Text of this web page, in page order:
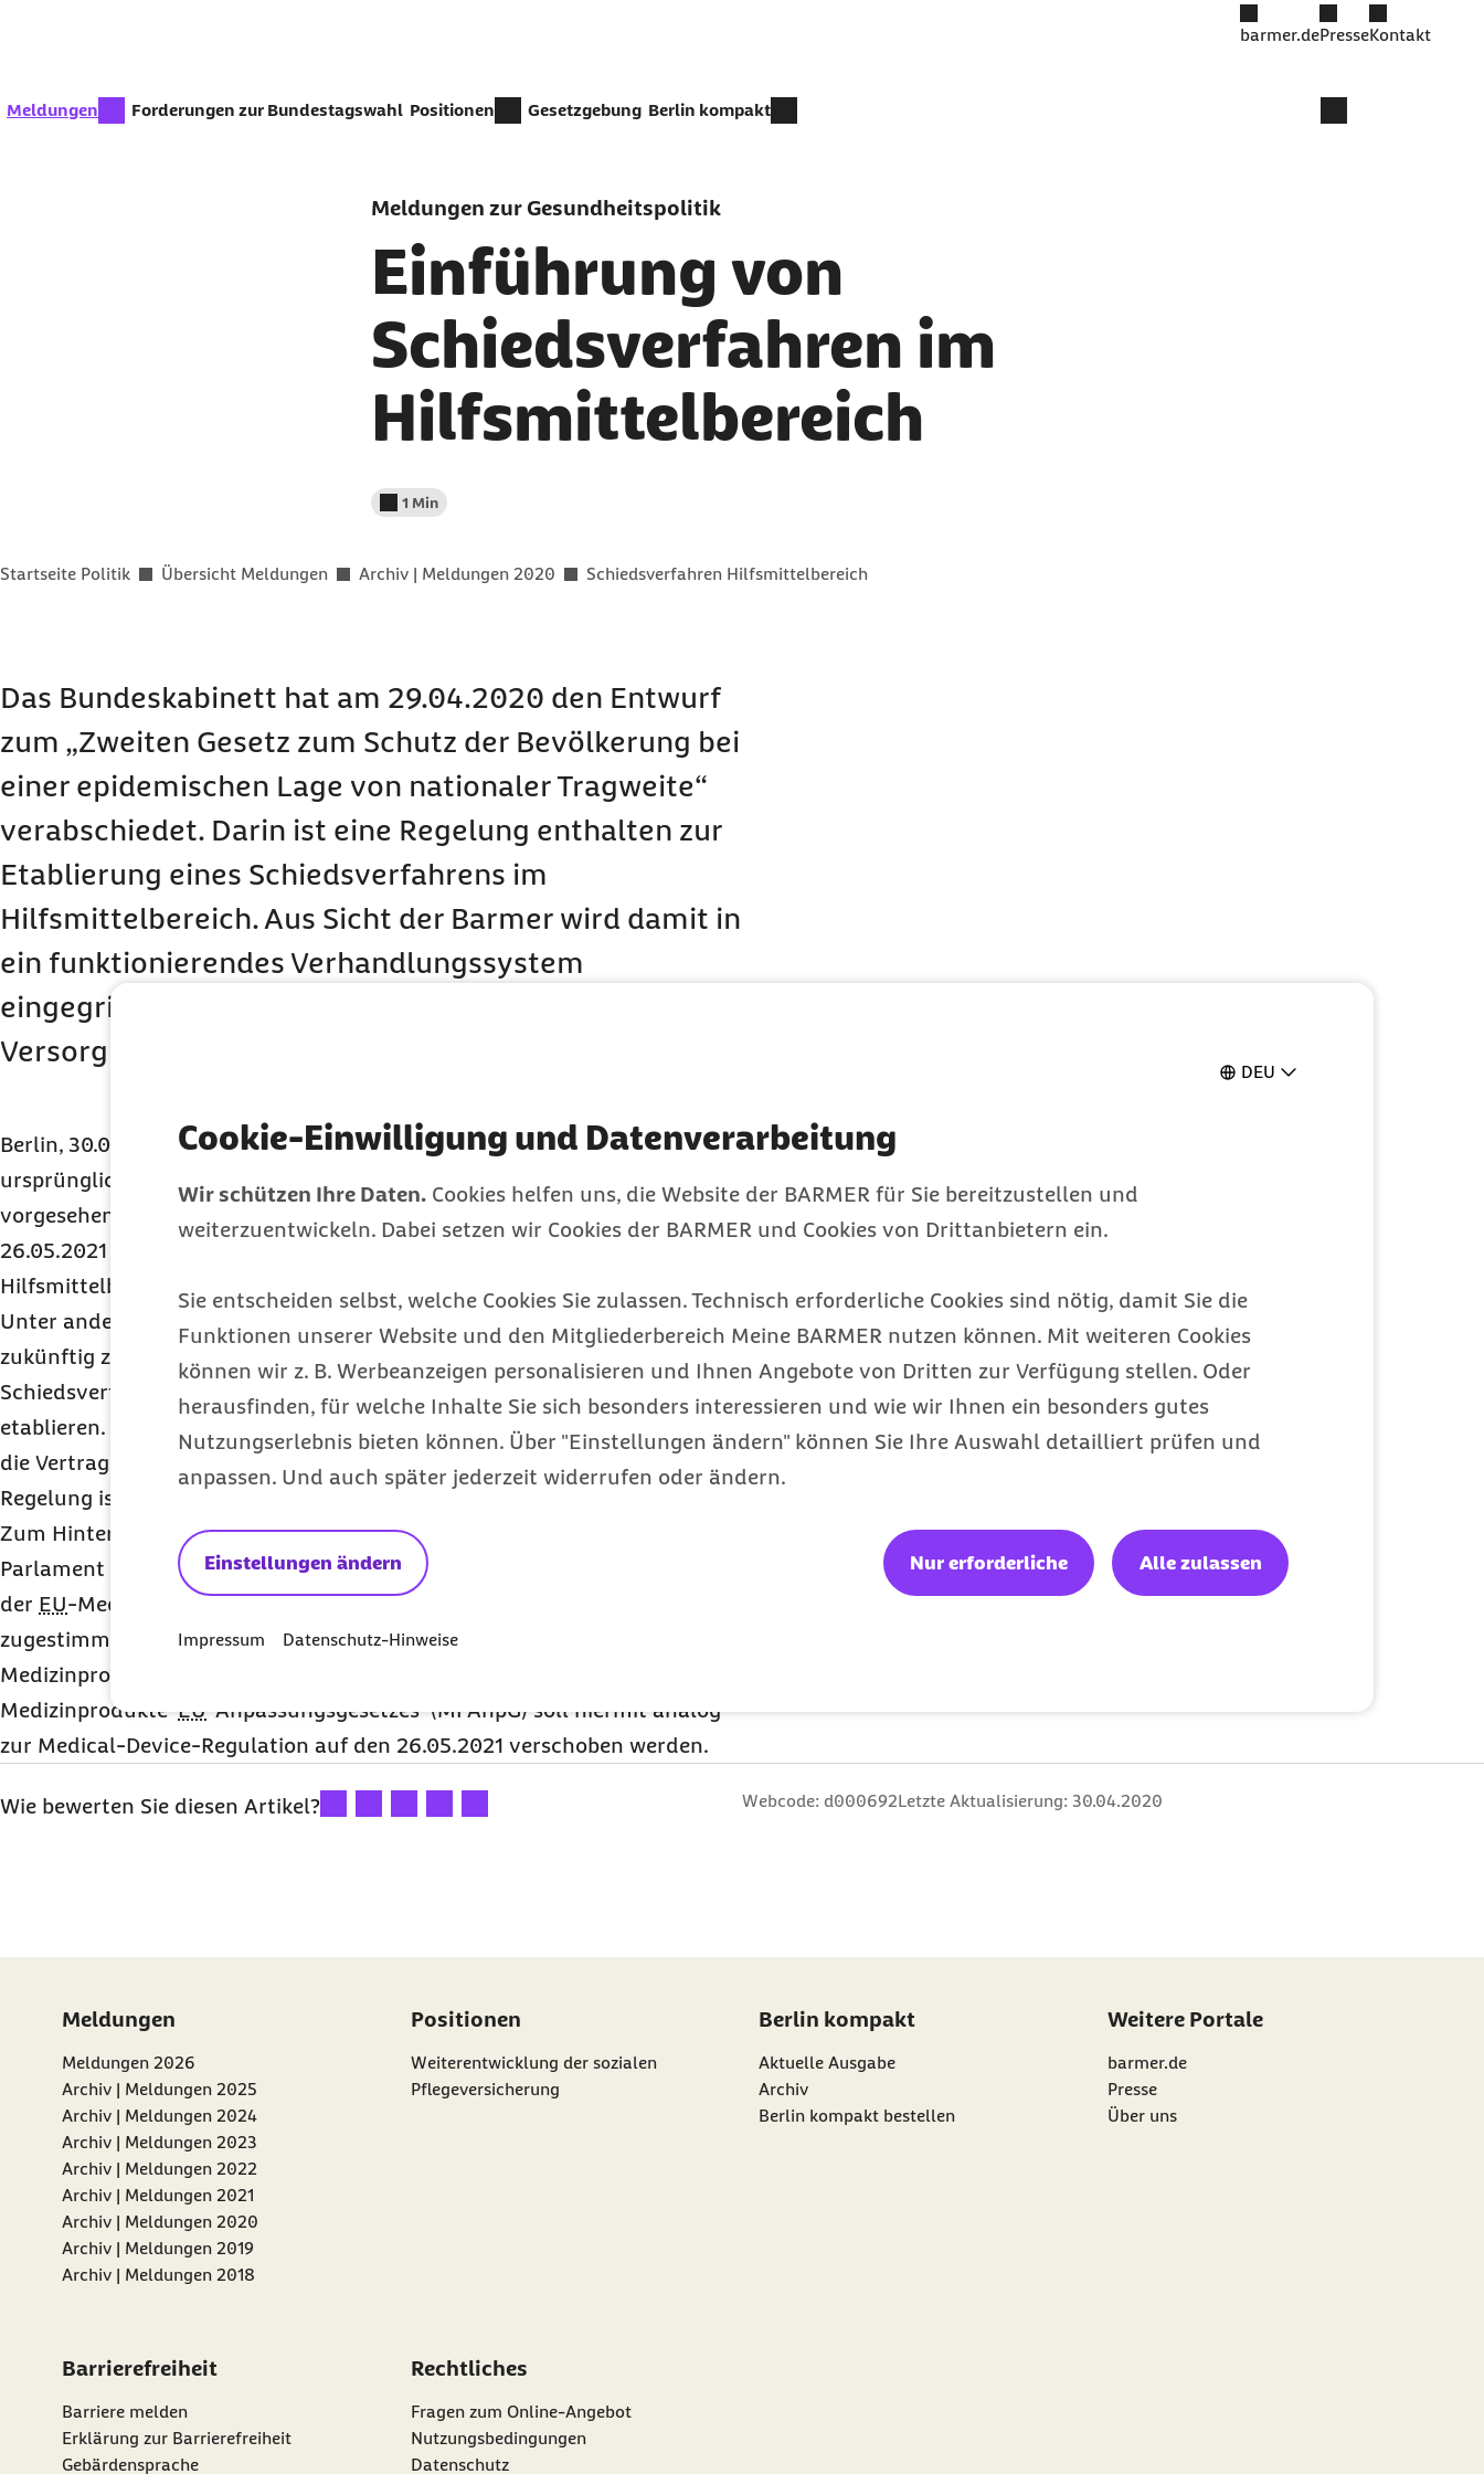
DEU
Cookie-Einwilligung und Datenverarbeitung
Wir schützen Ihre Daten. Cookies helfen uns, die Website der BARMER für Sie bereitzustellen und
weiterzuentwickeln. Dabei setzen wir Cookies der BARMER und Cookies von Drittanbietern ein.
Sie entscheiden selbst, welche Cookies Sie zulassen. Technisch erforderliche Cookies sind nötig, damit Sie die
Funktionen unserer Website und den Mitgliederbereich Meine BARMER nutzen können. Mit weiteren Cookies
können wir z. B. Werbeanzeigen personalisieren und Ihnen Angebote von Dritten zur Verfügung stellen. Oder
herausfinden, für welche Inhalte Sie sich besonders interessieren und wie wir Ihnen ein besonders gutes
Nutzungserlebnis bieten können. Über "Einstellungen ändern" können Sie Ihre Auswahl detailliert prüfen und
anpassen. Und auch später jederzeit widerrufen oder ändern.
Einstellungen ändern Nur erforderliche Alle zulassen
Impressum Datenschutz-Hinweise
barmer.dePresseKontakt
zur Zeit aktiv:
Meldungen Forderungen zur Bundestagswahl Positionen Gesetzgebung Berlin kompakt
Meldungen zur Gesundheitspolitik
Einführung von
Schiedsverfahren im
Hilfsmittelbereich
Lesedauer weniger als
1 Min
Sie befinden sich hier:
Startseite Politik Übersicht Meldungen Archiv | Meldungen 2020 Schiedsverfahren Hilfsmittelbereich
Das Bundeskabinett hat am 29.04.2020 den Entwurf
zum „Zweiten Gesetz zum Schutz der Bevölkerung bei
einer epidemischen Lage von nationaler Tragweite“
verabschiedet. Darin ist eine Regelung enthalten zur
Etablierung eines Schiedsverfahrens im
Hilfsmittelbereich. Aus Sicht der Barmer wird damit in
ein funktionierendes Verhandlungssystem
eingegriffen – ob daraus eine Verbesserung der
Versorgung der Patienten folgt, bleibt fraglich.
Berlin, 30.04.2020 – Die Neuregelungen für den Hilfsmittelbereich waren
ursprünglich für das Medizinprodukte-
vorgesehen – dieses tritt aufgrund der Corona-Pandemie jedoch erst am
26.05.2021 in Kraft. Dies gilt allerdings nicht für die Änderungen im
Hilfsmittelbereich, sie werden vom
Unter anderem erhält das Bundesamt für Soziale Sicherung (BAS)
zukünftig zusätzliche Aufsichtsmittel. Es ist zudem geplant, ein
Schiedsverfahren für Hilfsmittelanbieter und Krankenkassen zu
etablieren. Dabei würde eine Schiedsperson künftig Vertragsinhalte sowie
die Vertragspreise stellvertretend für die Vertragsparteien festlegen. Diese
Regelung ist ähnlich in der Heilmittelversorgung festgelegt.
Zum Hintergrund des parlamentarischen Verfahrens: Der Europäische
Parlament hat am 17.04.2020 einer Verlängerung der Übergangsfristen
der EU-Medizinprodukte-Verordnung (Medical-Device-Regulation
zugestimmt. Dementsprechend ist es notwendig, auch das nationale
Medizinprodukterecht anzupassen. Das Inkrafttreten des
Medizinprodukte- EU -Anpassungsgesetzes (MPAnpG) soll hiermit analog
zur Medical-Device-Regulation auf den 26.05.2021 verschoben werden.
Wie bewerten Sie diesen Artikel?Ihre Bewertung: 1 Stern
Ihre Bewertung: 2 Sterne
Ihre Bewertung: 3 Sterne
Ihre Bewertung: 4 Sterne
Ihre Bewertung: 5 Sterne Webcode: d000692Letzte Aktualisierung: 30.04.2020
Meldungen
Meldungen 2026
Archiv | Meldungen 2025
Archiv | Meldungen 2024
Archiv | Meldungen 2023
Archiv | Meldungen 2022
Archiv | Meldungen 2021
Archiv | Meldungen 2020
Archiv | Meldungen 2019
Archiv | Meldungen 2018
Positionen
Weiterentwicklung der sozialen
Pflegeversicherung
Berlin kompakt
Aktuelle Ausgabe
Archiv
Berlin kompakt bestellen
Weitere Portale
barmer.de
Presse
Über uns
Barrierefreiheit
Barriere melden
Erklärung zur Barrierefreiheit
Gebärdensprache
Rechtliches
Fragen zum Online-Angebot
Nutzungsbedingungen
Datenschutz